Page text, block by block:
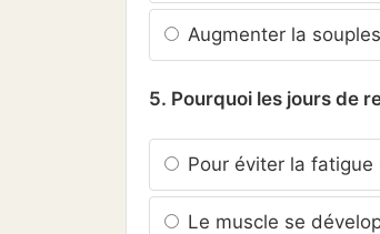
Augmenter la
5. Pourquoi les jours de
Pour éviter la fatigue
Le muscle se